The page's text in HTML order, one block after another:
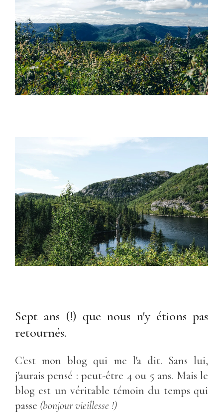
Sept ans (!) que nous n'y étions pas
retournés.
C'est mon blog qui me l'a dit. Sans lui,
j'aurais pensé : peut-être 4 ou 5 ans. Mais le
blog est un véritable témoin du temps qui
passe (bonjour vieillesse !)